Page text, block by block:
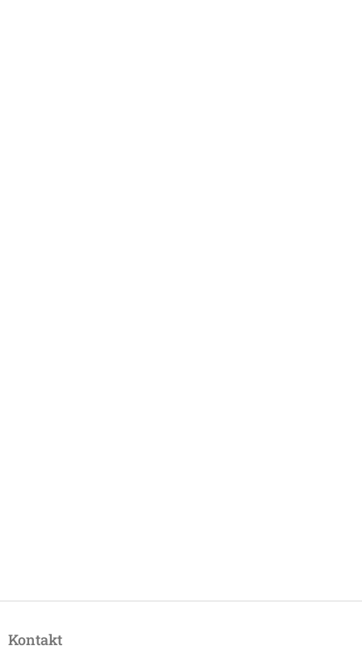
pKontakt